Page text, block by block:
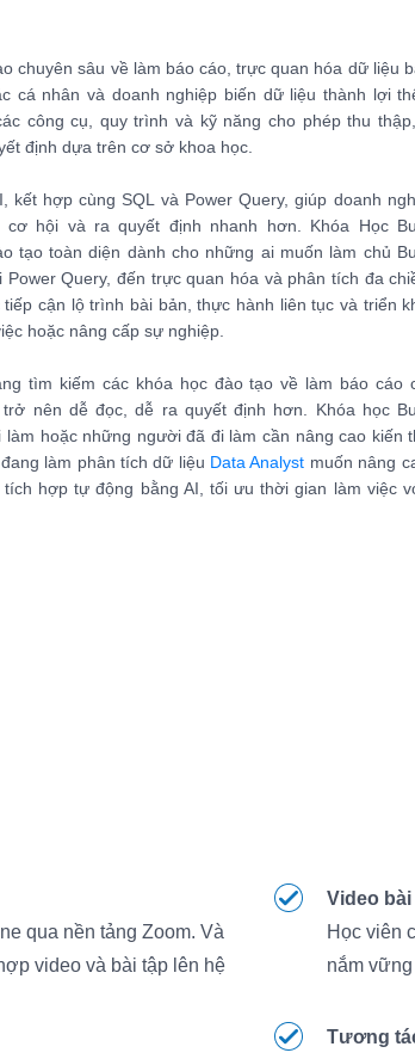
chuyên sâu về làm báo cáo, trực quan hóa dữ liệu
cá nhân và doanh nghiệp biến dữ liệu thành lợi
công cụ, quy trình và kỹ năng cho phép thu
định dựa trên cơ sở khoa học.
hợp cùng SQL và Power Query, giúp doanh
hội và ra quyết định nhanh hơn. Khóa Học
tạo toàn diện dành cho những ai muốn làm chủ
Query, đến trực quan hóa và phân tích đa
cận lộ trình bài bản, thực hành liên tục và triển
hoặc nâng cấp sự nghiệp.
tìm kiếm các khóa học đào tạo về làm báo cáo
nên dễ đọc, dễ ra quyết định hơn. Khóa học
hoặc những người đã đi làm cần nâng cao kiến
làm phân tích dữ liệu Data Analyst muốn nâng
hợp tự động bằng AI, tối ưu thời gian làm việc
qua nền tảng Zoom. Và
video và bài tập lên hệ
Video
Học viên
nắm
Tương